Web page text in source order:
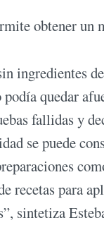
obtener un
ingredientes
quedar
fallidas y
se puede
recetas para
sintetiza